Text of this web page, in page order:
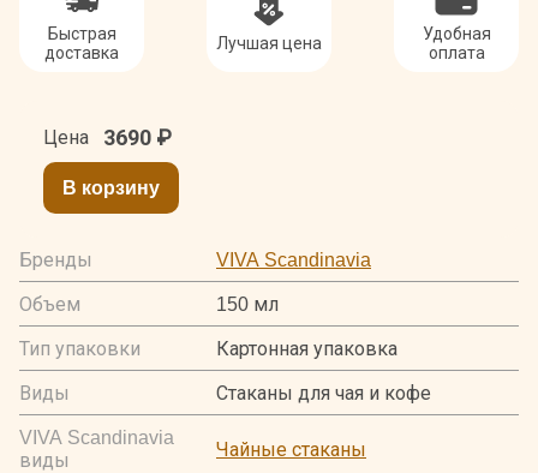
Быстрая
доставка
Лучшая цена
Удобная
оплата
Цена 3690 ₽
В корзину
Бренды
VIVA Scandinavia
Объем
150 мл
Тип упаковки
Картонная упаковка
Виды
Стаканы для чая и кофе
VIVA Scandinavia
виды
Чайные стаканы